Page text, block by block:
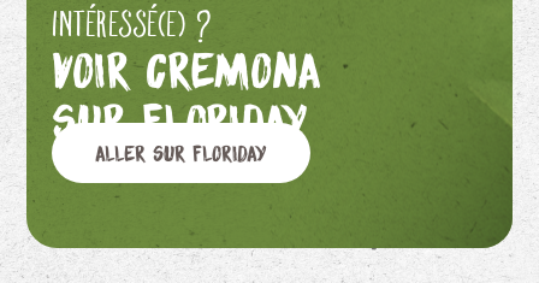
Intéressé(e) ?
Voir Cremona
sur Floriday
Aller sur Floriday